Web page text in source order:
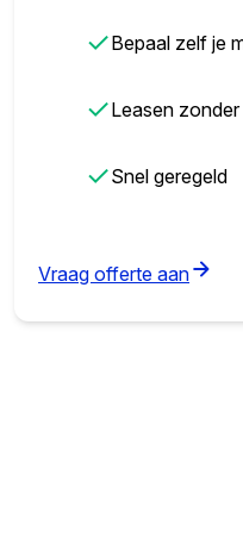
✓Bepaal zelf je
✓Leasen zonder
✓Snel geregeld
Vraag offerte aan